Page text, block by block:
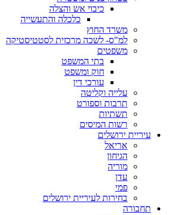
כיבוי אש והצלה
כלכלה והתעשייה
משרד החוץ
למ"ס- לשכה מרכזית לסטטיסטיקה
משפטים
בתי המשפט
חוק ומשפט
עורכי דין
עלייה וקליטה
תרבות וספורט
תשתיות
רשות המיסים
עיריית ירושלים
אריאל
הגיחון
מוריה
עדן
פמי
בחירות לעיריית ירושלים
תחבורה